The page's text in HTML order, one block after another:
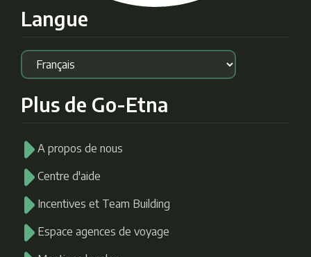
Langue
Plus de Go-Etna
A propos de nous
Centre d'aide
Incentives et Team Building
Espace agences de voyage